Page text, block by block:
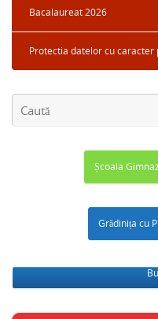
Bacalaureat 2026
Protectia datelor cu caracter
Școala
Grădinița cu